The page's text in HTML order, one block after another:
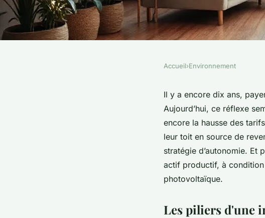
Pourquoi choisir des
solaires pour votre
8 min de lecture
Accueil›Environnement
Il y a encore dix ans,
Aujourd’hui, ce réflexe
encore la hausse des
leur toit en source de
stratégie d’autonomie. Et
actif productif, à
photovoltaïque.
Les piliers d'une